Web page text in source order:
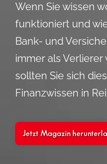
Wenn Sie wissen
funktioniert und
Bank- und
immer als
sollten Sie sich
Finanzwissen in
Jetzt Magazin